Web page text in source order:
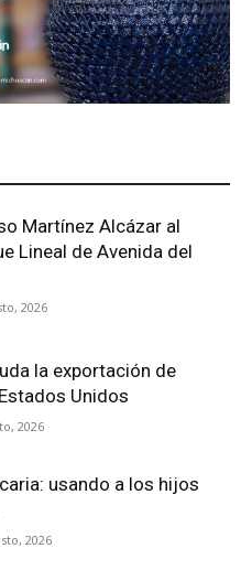
Martínez Alcázar al
Lineal de Avenida del
2026
la exportación de
Unidos
2026
usando a los hijos
2026